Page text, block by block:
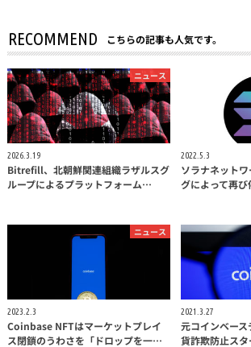
RECOMMEND こちらの記事も人気です。
ニュース
2026.3.19
Bitrefill、北朝鮮関連組織ラザルスグ
ループによるプラットフォーム…
2022.5.3
ソラナネット
グによって再び
ニュース
2023.2.3
Coinbase NFTはマーケットプレイ
ス閉鎖のうわさを「ドロップを一…
2021.3.27
元コインベー
貨詐欺防止ス